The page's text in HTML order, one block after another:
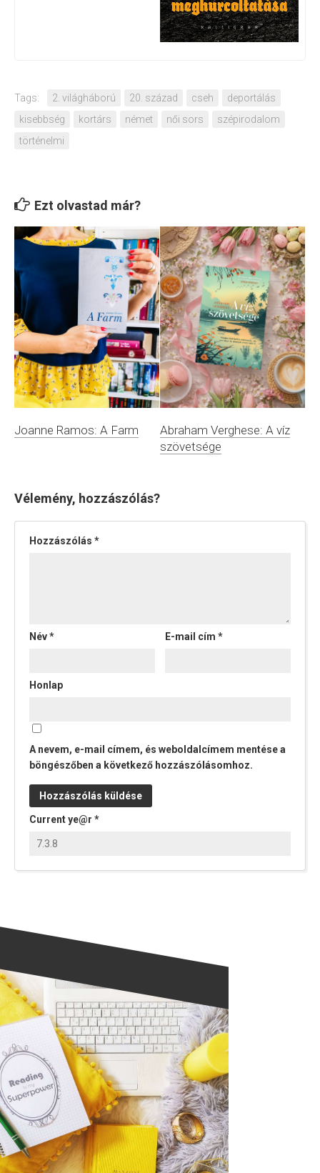
Tags: 2. világháború 20. század cseh
deportálás
kisebbség
kortárs német női sors
szépirodalom
történelmi
Ezt olvastad már?
Joanne Ramos: A Farm
Abraham Verghese: A víz
szövetsége
Vélemény, hozzászólás?
Hozzászólás *
Név* E-mail cím*
Honlap
A nevem, e-mail címem, és weboldalcímem mentése a
böngészőben a következő hozzászólásomhoz.
Current ye@r *